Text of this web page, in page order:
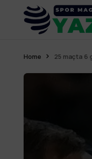
Home 25 maçta 6